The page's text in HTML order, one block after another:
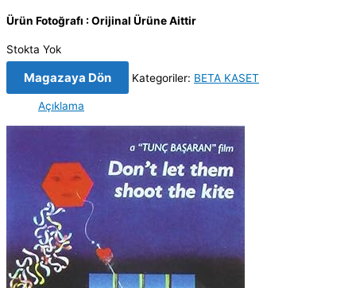
Ürün Fotoğrafı : Orijinal Ürüne Aittir
Stokta Yok
Magazaya Dön Kategoriler: BETA KASET
Açıklama